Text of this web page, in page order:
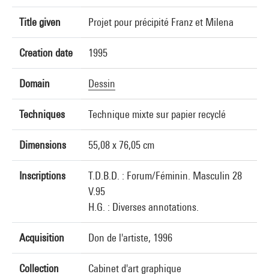
Title given Projet pour précipité Franz et Milena
Creation date 1995
Domain Dessin
Techniques Technique mixte sur papier recyclé
Dimensions 55,08 x 76,05 cm
Inscriptions
T.D.B.D. : Forum/Féminin. Masculin 28
V.95
H.G. : Diverses annotations.
Acquisition Don de l'artiste, 1996
Collection Cabinet d'art graphique